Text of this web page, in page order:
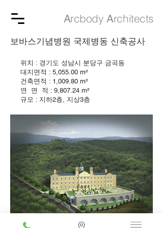
Arcbody Architects
보바스기념병원 국제병동 신축공사
위치 : 경기도 성남시 분당구 금곡동
대지면적 : 5,055.00 m²
건축면적 : 1,009.80 m²
연 면 적 : 9,807.24 m²
규모 : 지하2층, 지상3층